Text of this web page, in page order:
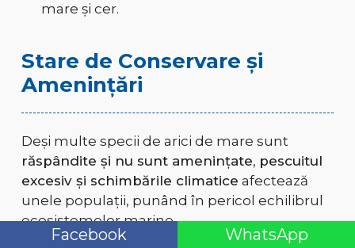
mare și cer.
Stare de Conservare și
Amenințări
Deși multe specii de arici de mare sunt
răspândite și nu sunt amenințate, pescuitul
excesiv și schimbările climatice afectează
unele populații, punând în pericol echilibrul
ecosistemelor marine.
Facebook WhatsApp